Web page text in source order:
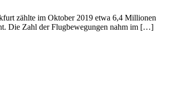
zählte im Oktober 2019 etwa 6,4 Millionen
Die Zahl der Flugbewegungen nahm im […]